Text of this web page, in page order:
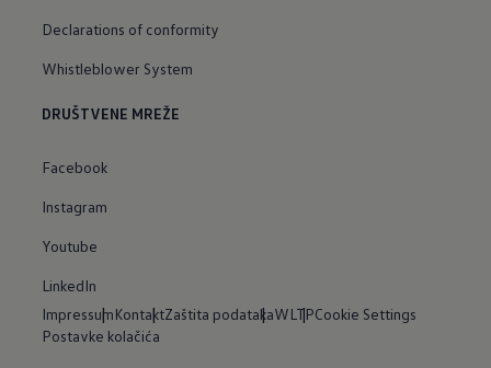
Declarations of conformity
Whistleblower System
DRUŠTVENE MREŽE
Facebook
Instagram
Youtube
LinkedIn
ImpressumKontaktZaštita podatakaWLTPCookie Settings
Postavke kolačića